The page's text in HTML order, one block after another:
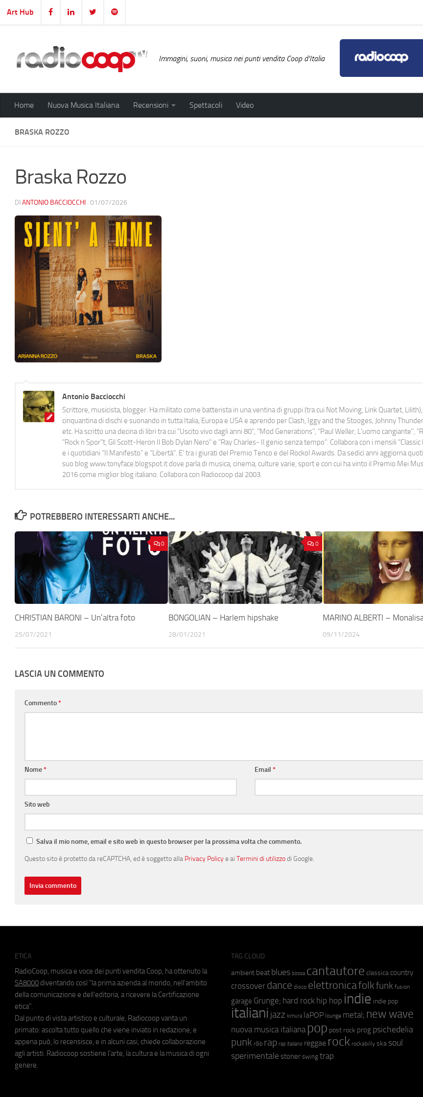
Salta al contenuto
Art Hub
Immagini, suoni, musica nei punti vendita Coop d'Italia
Home Nuova Musica Italiana Recensioni Spettacoli Video
BRASKA ROZZO
Braska Rozzo
DI ANTONIO BACCIOCCHI · 01/07/2026
Antonio Bacciocchi
Scrittore, musicista, blogger. Ha militato come batterista in una ventina di gruppi (tra cui Not Moving, Link Quartet,
cinquantina di dischi e suonando in tutta Italia, Europa e USA e aprendo per Clash, Iggy and the Stooges, Johnny
etc. Ha scritto una decina di libri tra cui "Uscito vivo dagli anni 80", "Mod Generations", "Paul Weller, L’uomo cangiante",
"Rock n Spor"t, Gil Scott-Heron Il Bob Dylan Nero" e "Ray Charles- Il genio senza tempo". Collabora con i mensili “Classic
e i quotidiani “Il Manifesto” e “Libertà”. E' tra i giurati del Premio Tenco e del Rockol Awards. Da sedici anni aggiorna
suo blog www.tonyface.blogspot.it dove parla di musica, cinema, culture varie, sport e con cui ha vinto il Premio Mei
2016 come miglior blog italiano. Collabora con Radiocoop dal 2003.
POTREBBERO INTERESSARTI ANCHE...
0
CHRISTIAN BARONI – Un’altra foto
25/07/2021
0
BONGOLIAN – Harlem hipshake
28/01/2021
MARINO ALBERTI –
09/11/2024
LASCIA UN COMMENTO
Commento*
Nome* Email*
Sito web
Salva il mio nome, email e sito web in questo browser per la prossima volta che commento.
Questo sito è protetto da reCAPTCHA, ed è soggetto alla Privacy Policye ai Termini di utilizzodi Google.
ETICA
RadioCoop, musica e voce dei punti vendita Coop, ha ottenuto la
SA8000 diventando così "la prima azienda al mondo, nell'ambito
della comunicazione e dell'editoria, a ricevere la Certificazione
etica".
Dal punto di vista artistico e culturale, Radiocoop vanta un
primato: ascolta tutto quello che viene inviato in redazione, e
appena può, lo recensisce, e in alcuni casi, chiede collaborazione
agli artisti. Radiocoop sostiene l'arte, la cultura e la musica di ogni
genere.
TAG CLOUD
ambient beat blues bossa cantautore classica country
crossover dance disco elettronicafolkfunk fusion
garage Grunge; hard rock hip hop indie indie pop
italiani jazz kimura laPOP lounge metal; new wave
nuova musica italiana pop post rock prog psichedelia
punk r&b rap rap italiano reggae rock rockabilly ska soul
sperimentale stoner swing trap